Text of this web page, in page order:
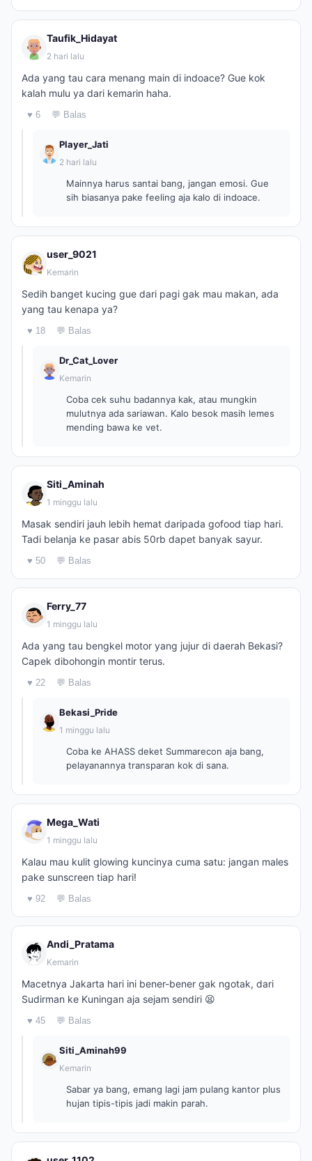
Taufik_Hidayat
2 hari lalu
Ada yang tau cara menang main di indoace? Gue kok
kalah mulu ya dari kemarin haha.
♥ 6 💬 Balas
Player_Jati
2 hari lalu
Mainnya harus santai bang, jangan emosi. Gue
sih biasanya pake feeling aja kalo di indoace.
user_9021
Kemarin
Sedih banget kucing gue dari pagi gak mau makan, ada
yang tau kenapa ya?
♥ 18 💬 Balas
Dr_Cat_Lover
Kemarin
Coba cek suhu badannya kak, atau mungkin
mulutnya ada sariawan. Kalo besok masih lemes
mending bawa ke vet.
Siti_Aminah
1 minggu lalu
Masak sendiri jauh lebih hemat daripada gofood tiap hari.
Tadi belanja ke pasar abis 50rb dapet banyak sayur.
♥ 50 💬 Balas
Ferry_77
1 minggu lalu
Ada yang tau bengkel motor yang jujur di daerah Bekasi?
Capek dibohongin montir terus.
♥ 22 💬 Balas
Bekasi_Pride
1 minggu lalu
Coba ke AHASS deket Summarecon aja bang,
pelayanannya transparan kok di sana.
Mega_Wati
1 minggu lalu
Kalau mau kulit glowing kuncinya cuma satu: jangan males
pake sunscreen tiap hari!
♥ 92 💬 Balas
Andi_Pratama
Kemarin
Macetnya Jakarta hari ini bener-bener gak ngotak, dari
Sudirman ke Kuningan aja sejam sendiri 😫
♥ 45 💬 Balas
Siti_Aminah99
Kemarin
Sabar ya bang, emang lagi jam pulang kantor plus
hujan tipis-tipis jadi makin parah.